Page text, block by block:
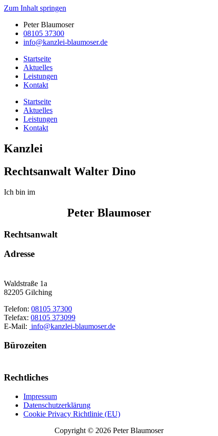
Zum Inhalt springen
Peter Blaumoser
08105 37300
info@kanzlei-blaumoser.de
Startseite
Aktuelles
Leistungen
Kontakt
Startseite
Aktuelles
Leistungen
Kontakt
Kanzlei
Rechtsanwalt Walter Dino
Ich bin im
Peter Blaumoser
Rechtsanwalt
Adresse
Waldstraße 1a
82205 Gilching
Telefon: 08105 37300
Telefax: 08105 373099
E-Mail: info@kanzlei-blaumoser.de
Bürozeiten
Rechtliches
Impressum
Datenschutzerklärung
Cookie Privacy Richtlinie (EU)
Copyright © 2026 Peter Blaumoser